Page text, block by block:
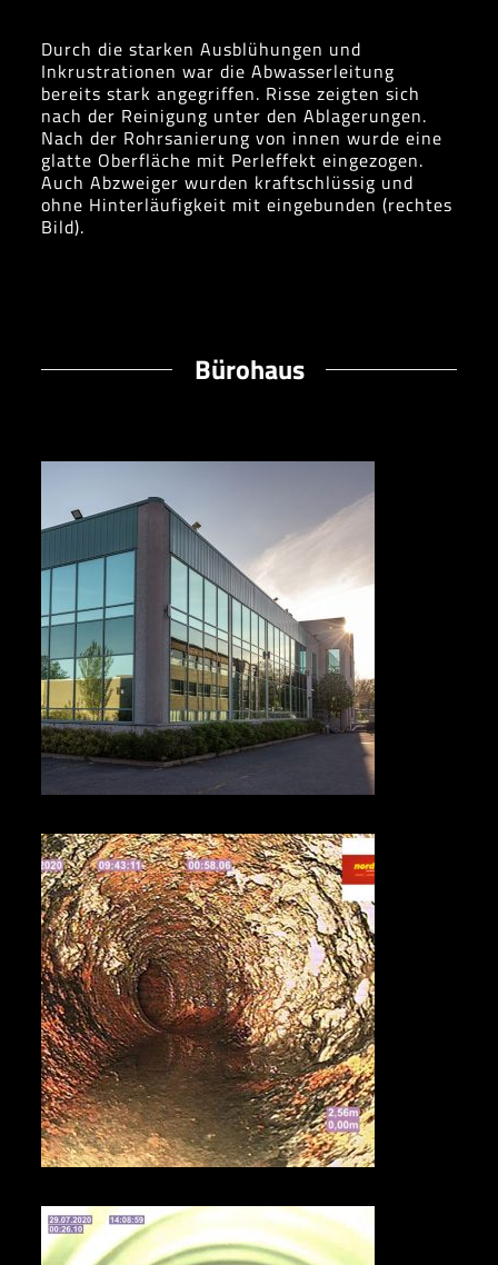
Durch die starken Ausblühungen und
Inkrustrationen war die Abwasserleitung
bereits stark angegriffen. Risse zeigten sich
nach der Reinigung unter den Ablagerungen.
Nach der Rohrsanierung von innen wurde eine
glatte Oberfläche mit Perleffekt eingezogen.
Auch Abzweiger wurden kraftschlüssig und
ohne Hinterläufigkeit mit eingebunden (rechtes
Bild).
Bürohaus